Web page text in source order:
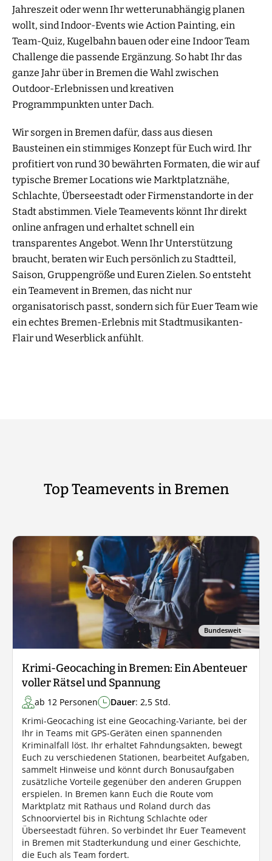
Jahreszeit oder wenn Ihr wetterunabhängig planen
wollt, sind Indoor-Events wie Action Painting, ein
Team-Quiz, Kugelbahn bauen oder eine Indoor Team
Challenge die passende Ergänzung. So habt Ihr das
ganze Jahr über in Bremen die Wahl zwischen
Outdoor-Erlebnissen und kreativen
Programmpunkten unter Dach.
Wir sorgen in Bremen dafür, dass aus diesen
Bausteinen ein stimmiges Konzept für Euch wird. Ihr
profitiert von rund 30 bewährten Formaten, die wir auf
typische Bremer Locations wie Marktplatznähe,
Schlachte, Überseestadt oder Firmenstandorte in der
Stadt abstimmen. Viele Teamevents könnt Ihr direkt
online anfragen und erhaltet schnell ein
transparentes Angebot. Wenn Ihr Unterstützung
braucht, beraten wir Euch persönlich zu Stadtteil,
Saison, Gruppengröße und Euren Zielen. So entsteht
ein Teamevent in Bremen, das nicht nur
organisatorisch passt, sondern sich für Euer Team wie
ein echtes Bremen-Erlebnis mit Stadtmusikanten-
Flair und Weserblick anfühlt.
Top Teamevents in Bremen
Bundesweit
Krimi-Geocaching in Bremen: Ein Abenteuer
voller Rätsel und Spannung
ab 12 Personen Dauer: 2,5 Std.
Krimi-Geocaching ist eine Geocaching-Variante, bei der
Ihr in Teams mit GPS-Geräten einen spannenden
Kriminalfall löst. Ihr erhaltet Fahndungsakten, bewegt
Euch zu verschiedenen Stationen, bearbeitet Aufgaben,
sammelt Hinweise und könnt durch Bonusaufgaben
zusätzliche Vorteile gegenüber den anderen Gruppen
erspielen. In Bremen kann Euch die Route vom
Marktplatz mit Rathaus und Roland durch das
Schnoorviertel bis in Richtung Schlachte oder
Überseestadt führen. So verbindet Ihr Euer Teamevent
in Bremen mit Stadterkundung und einer Geschichte,
die Euch als Team fordert.